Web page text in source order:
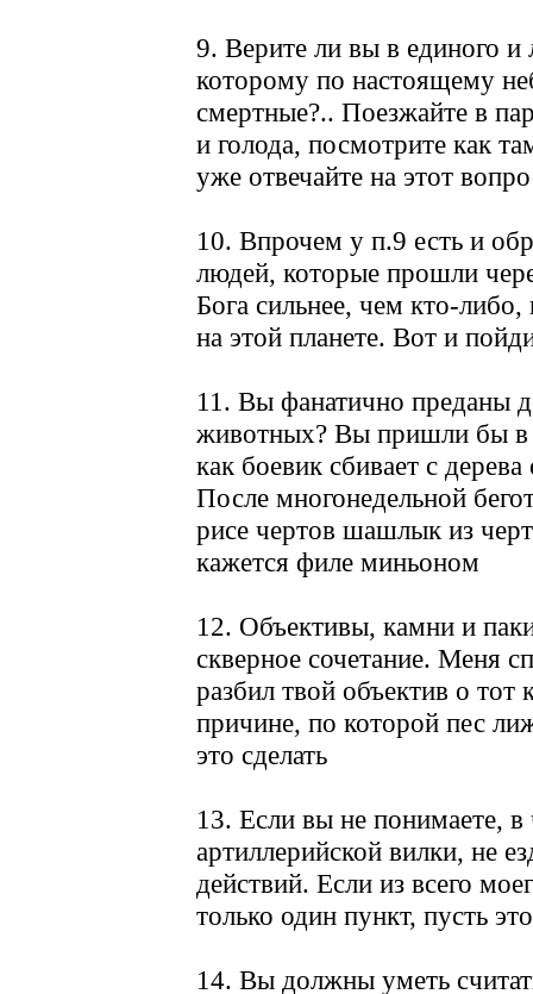
9. Верите ли вы в единого и
которому по настоящему
смертные?.. Поезжайте в
и голода, посмотрите как
уже отвечайте на этот
10. Впрочем у п.9 есть и
людей, которые прошли
Бога сильнее, чем кто-либо,
на этой планете. Вот и
11. Вы фанатично преданы
животных? Вы пришли бы в
как боевик сбивает с
После многонедельной
рисе чертов шашлык из
кажется филе миньоном
12. Объективы, камни и
скверное сочетание. Меня
разбил твой объектив о
причине, по которой пес
это сделать
13. Если вы не понимаете, в
артиллерийской вилки, не
действий. Если из всего
только один пункт, пусть
14. Вы должны уметь